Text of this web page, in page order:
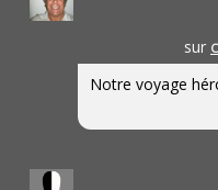
sur
Notre voyage